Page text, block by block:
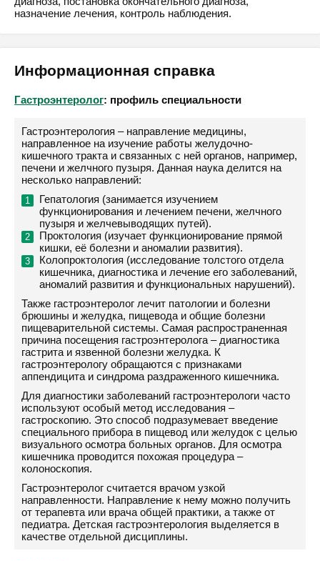
назначение лечения, контроль наблюдения.
Информационная справка
Гастроэнтеролог: профиль специальности
Гастроэнтерология – направление медицины,
направленное на изучение работы желудочно-
кишечного тракта и связанных с ней органов, например,
печени и желчного пузыря. Данная наука делится на
несколько направлений:
Гепатология (занимается изучением
функционирования и лечением печени, желчного
пузыря и желчевыводящих путей).
Проктология (изучает функционирование прямой
кишки, её болезни и аномалии развития).
Колопроктология (исследование толстого отдела
кишечника, диагностика и лечение его заболеваний,
аномалий развития и функциональных нарушений).
Также гастроэнтеролог лечит патологии и болезни
брюшины и желудка, пищевода и общие болезни
пищеварительной системы. Самая распространенная
причина посещения гастроэнтеролога – диагностика
гастрита и язвенной болезни желудка. К
гастроэнтерологу обращаются с признаками
аппендицита и синдрома раздраженного кишечника.
Для диагностики заболеваний гастроэнтерологи часто
используют особый метод исследования –
гастроскопию. Это способ подразумевает введение
специального прибора в пищевод или желудок с целью
визуального осмотра больных органов. Для осмотра
кишечника проводится похожая процедура –
колоноскопия.
Гастроэнтеролог считается врачом узкой
направленности. Направление к нему можно получить
от терапевта или врача общей практики, а также от
педиатра. Детская гастроэнтерология выделяется в
качестве отдельной дисциплины.